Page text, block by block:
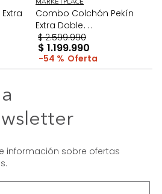
MARKETPLACE
Combo Colchón Pekín
Extra Doble
+Protector+Almohada
$ 2.599.990
$ 1.199.990
54 %
información sobre ofertas